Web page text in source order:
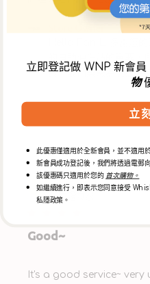
Comments by Store
的自助沖洗站的重要
員，我們樂急為您提供
RL Ricardo L. 🇭🇰
驗證買家
Good~
It's a good service~ very
立即登記做 WNP 新會
物
立
此優惠僅適用於全新會員，並不適用
新會員成功登記後，我們將透過電郵
該優惠碼只適用於您的 首次購物。
如繼續進行，即表示您同意接受
私隱政策。